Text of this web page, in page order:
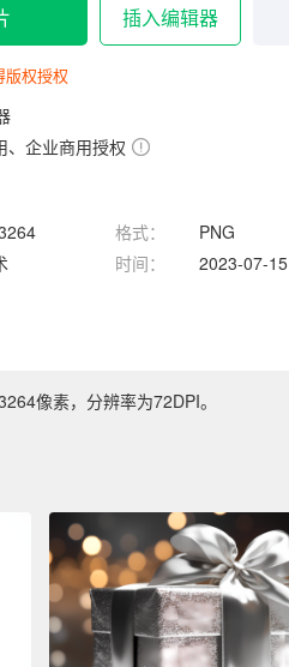
插入编辑器
版权授权
、企业商用授权
格式：
PNG
时间： 2023-07-15
像素，分辨率为72DPI。